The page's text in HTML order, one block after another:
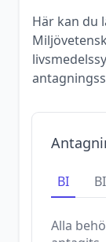
Här kan du
BI
Alla